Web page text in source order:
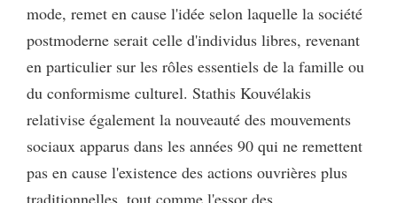
mode, remet en cause l'idée selon laquelle la société
postmoderne serait celle d'individus libres, revenant
en particulier sur les rôles essentiels de la famille ou
du conformisme culturel. Stathis Kouvélakis
relativise également la nouveauté des mouvements
sociaux apparus dans les années 90 qui ne remettent
pas en cause l'existence des actions ouvrières plus
traditionnelles, tout comme l'essor des